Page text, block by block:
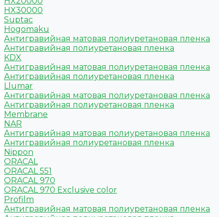
HX30000
Suptac
Hogomaku
Антигравийная матовая полиуретановая пленка
Антигравийная полиуретановая пленка
KDX
Антигравийная матовая полиуретановая пленка
Антигравийная полиуретановая пленка
Llumar
Антигравийная матовая полиуретановая пленка
Антигравийная полиуретановая пленка
Membrane
NAR
Антигравийная матовая полиуретановая пленка
Антигравийная полиуретановая пленка
Nippon
ORACAL
ORACAL 551
ORACAL 970
ORACAL 970 Exclusive color
Profilm
Антигравийная матовая полиуретановая пленка